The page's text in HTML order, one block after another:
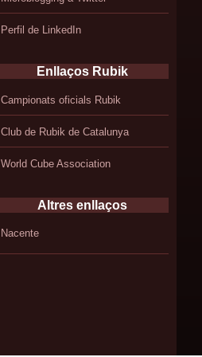
Perfil de LinkedIn
Enllaços Rubik
Campionats oficials Rubik
Club de Rubik de Catalunya
World Cube Association
Altres enllaços
Nacente